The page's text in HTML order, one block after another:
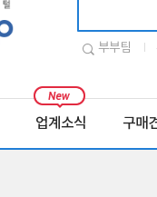
부부팀
업계소식 구매